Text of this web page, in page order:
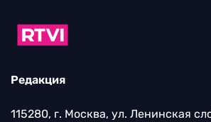
Редакция
115280, г. Москва, ул. Ленинская